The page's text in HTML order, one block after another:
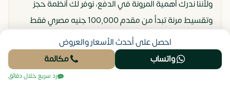
ولأننا ندرك أهمية المرونة في الدفع، نوفر لك أنظمة حجز
وتقسيط مرنة تبدأ من مقدم 100,000 جنيه مصري فقط
قابل للاسترداد، مع خطط سداد طويلة تضمن لك راحة مالية
دون ضغط.
الخدمات والمرافق الأساسية والترفيهية
احصل على أحدث الأسعار والعروض
واتساب
مكالمة
رد سريع خلال دقائق